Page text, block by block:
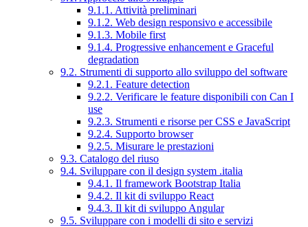
9.1.1. Attività preliminari
9.1.2. Web design responsivo e accessibile
9.1.3. Mobile first
9.1.4. Progressive enhancement e Graceful
degradation
9.2. Strumenti di supporto allo sviluppo del software
9.2.1. Feature detection
9.2.2. Verificare le feature disponibili con Can I
use
9.2.3. Strumenti e risorse per CSS e JavaScript
9.2.4. Supporto browser
9.2.5. Misurare le prestazioni
9.3. Catalogo del riuso
9.4. Sviluppare con il design system .italia
9.4.1. Il framework Bootstrap Italia
9.4.2. Il kit di sviluppo React
9.4.3. Il kit di sviluppo Angular
9.5. Sviluppare con i modelli di sito e servizi